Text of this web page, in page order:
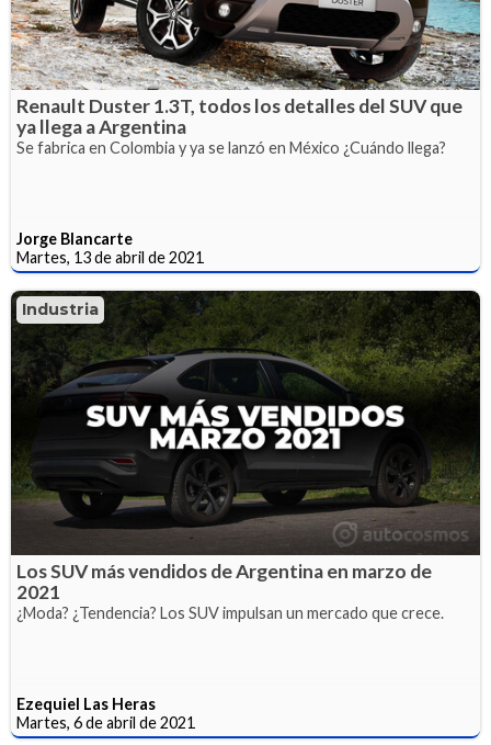
Renault Duster 1.3T, todos los detalles del SUV que
ya llega a Argentina
Se fabrica en Colombia y ya se lanzó en México ¿Cuándo llega?
Jorge Blancarte
Martes, 13 de abril de 2021
Industria
Los SUV más vendidos de Argentina en marzo de
2021
¿Moda? ¿Tendencia? Los SUV impulsan un mercado que crece.
Ezequiel Las Heras
Martes, 6 de abril de 2021